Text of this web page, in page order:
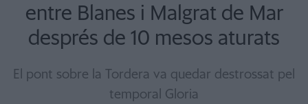
entre Blanes i Malgrat de Mar
després de 10 mesos aturats
El pont sobre la Tordera va quedar destrossat pel
temporal Gloria